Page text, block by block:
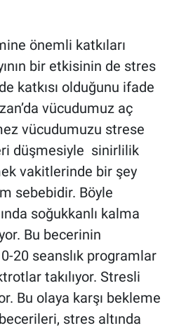
önemli katkıları
bir etkisinin de stres
katkısı olduğunu ifade
vücudumuz aç
vücudumuzu strese
düşmesiyle sinirlilik
vakitlerinde bir şey
sebebidir. Böyle
soğukkanlı kalma
Bu becerinin
20 seanslık programlar
takılıyor. Stresli
Bu olaya karşı bekleme
stres altında